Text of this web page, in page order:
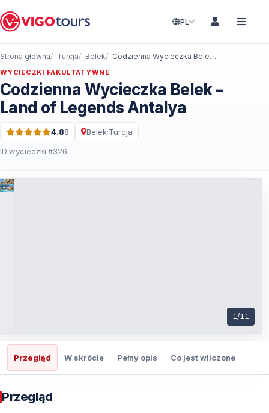
PL
Strona główna Turcja Belek Codzienna Wycieczka Belek – Land of Legends Antalya
WYCIECZKI FAKULTATYWNE
Codzienna Wycieczka Belek –
Land of Legends Antalya
Ocena: 4.8 na 5 · 8 Recenzje
4.88 Belek·Turcja
ID wycieczki #326
1/11
Przegląd W skrócie Pełny opis Co jest wliczone
Przegląd